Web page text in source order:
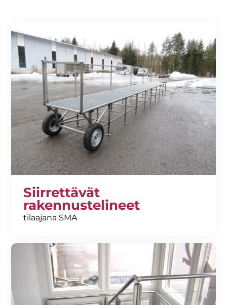
Siirrettävät
rakennustelineet
tilaajana SMA